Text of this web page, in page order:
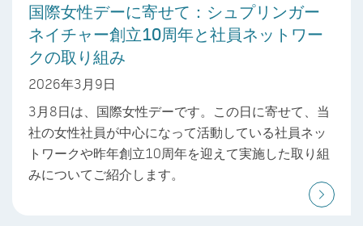
国際女性デーに寄せて：シュプリンガー
ネイチャー創立10周年と社員ネットワー
クの取り組み
2026年3月9日
3月8日は、国際女性デーです。この日に寄せて、当
社の女性社員が中心になって活動している社員ネッ
トワークや昨年創立10周年を迎えて実施した取り組
みについてご紹介します。